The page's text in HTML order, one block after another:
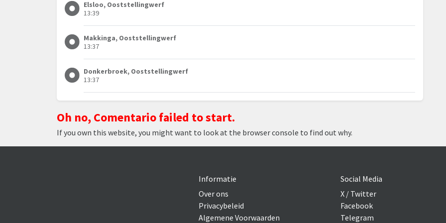
Elsloo, Ooststellingwerf
13:39
Makkinga, Ooststellingwerf
13:37
Donkerbroek, Ooststellingwerf
13:37
Oh no, Comentario failed to start.
If you own this website, you might want to look at the browser console to find out why.
Informatie
Over ons
Privacybeleid
Algemene Voorwaarden
Social Media
X / Twitter
Facebook
Telegram